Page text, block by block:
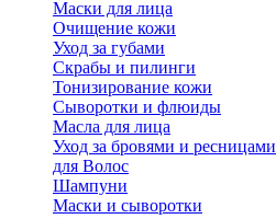
Маски для лица
Очищение кожи
Уход за губами
Скрабы и пилинги
Тонизирование кожи
Сыворотки и флюиды
Масла для лица
Уход за бровями и ресницами
для Волос
Шампуни
Маски и сыворотки